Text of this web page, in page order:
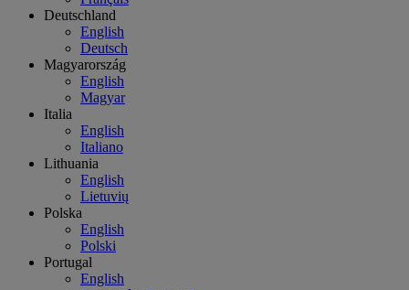
Deutschland
English
Deutsch
Magyarország
English
Magyar
Italia
English
Italiano
Lithuania
English
Lietuvių
Polska
English
Polski
Portugal
English